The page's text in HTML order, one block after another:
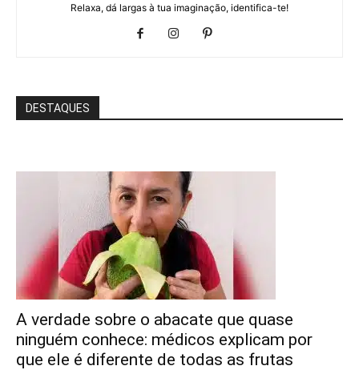
Relaxa, dá largas à tua imaginação, identifica-te!
DESTAQUES
A verdade sobre o abacate que quase
ninguém conhece: médicos explicam por
que ele é diferente de todas as frutas